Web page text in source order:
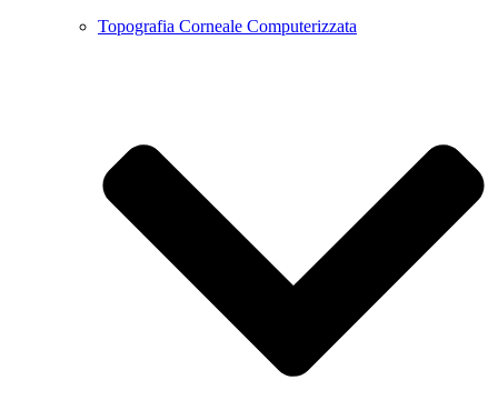
Topografia Corneale Computerizzata